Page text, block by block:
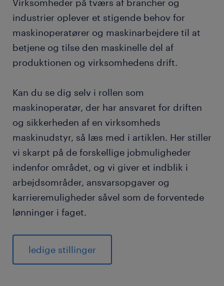
kompetencer, uddannelse og karrieremuligheder
fordele ved at finde et job som maskinarbejder
via Randstad
Virksomheder på tværs af brancher og
industrier oplever et stigende behov for
maskinoperatører og maskinarbejdere til at
betjene og tilse den maskinelle del af
produktionen og virksomhedens drift.
Kan du se dig selv i rollen som
maskinoperatør, der har ansvaret for driften
og sikkerheden af en virksomheds
maskinudstyr, så læs med i artiklen. Her stiller
vi skarpt på de forskellige jobmuligheder
indenfor området, og vi giver et indblik i
arbejdsområder, ansvarsopgaver og
karrieremuligheder såvel som de forventede
lønninger i faget.
ledige stillinger